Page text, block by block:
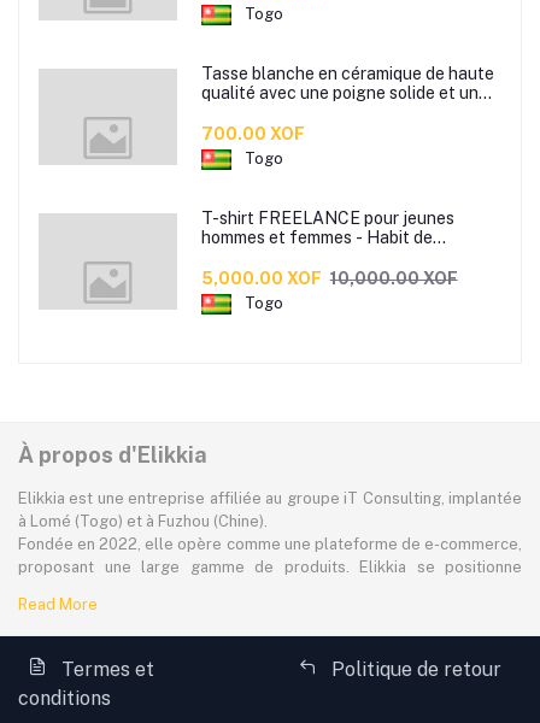
Togo
Tasse blanche en céramique de haute
qualité avec une poigne solide et un
votre café ou the.
700.00 XOF
Togo
T-shirt FREELANCE pour jeunes
hommes et femmes - Habit de
disponible en 3 couleurs
5,000.00 XOF 10,000.00 XOF
Togo
À propos d'Elikkia
Elikkia est une entreprise affiliée au groupe iT Consulting, implantée
à Lomé (Togo) et à Fuzhou (Chine).
Fondée en 2022, elle opère comme une plateforme de e-commerce,
proposant une large gamme de produits. Elikkia se positionne
offrant à la fois la possibilité d'acheter localement et directement
depuis la Chine.
La plateforme dessert à plus de 80% le marché africain
francophone, avec une attention particulière portée à l'accessibilité,
aux réalités locales et aux besoins spécifiques des consommateurs.
Read More
Termes et
conditions
Politique de retour